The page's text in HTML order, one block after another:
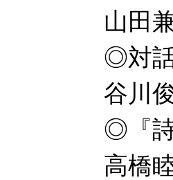
山田
◎対話
谷川
◎『
高橋